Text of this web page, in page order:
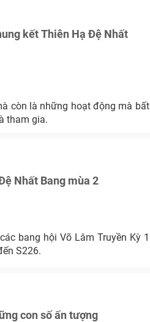
kết Thiên Hạ Đệ Nhất
còn là những hoạt động mà bất
tham gia.
Nhất Bang mùa 2
bang hội Võ Lâm Truyền Kỳ 1
S226.
con số ấn tượng